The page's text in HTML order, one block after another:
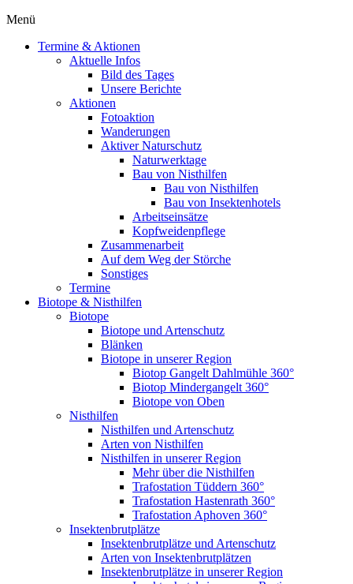
Menü
Termine & Aktionen
Aktuelle Infos
Bild des Tages
Unsere Berichte
Aktionen
Fotoaktion
Wanderungen
Aktiver Naturschutz
Naturwerktage
Bau von Nisthilfen
Bau von Nisthilfen
Bau von Insektenhotels
Arbeitseinsätze
Kopfweidenpflege
Zusammenarbeit
Auf dem Weg der Störche
Sonstiges
Termine
Biotope & Nisthilfen
Biotope
Biotope und Artenschutz
Blänken
Biotope in unserer Region
Biotop Gangelt Dahlmühle 360°
Biotop Mindergangelt 360°
Biotope von Oben
Nisthilfen
Nisthilfen und Artenschutz
Arten von Nisthilfen
Nisthilfen in unserer Region
Mehr über die Nisthilfen
Trafostation Tüddern 360°
Trafostation Hastenrath 360°
Trafostation Aphoven 360°
Insektenbrutplätze
Insektenbrutplätze und Artenschutz
Arten von Insektenbrutplätzen
Insektenbrutplätze in unserer Region